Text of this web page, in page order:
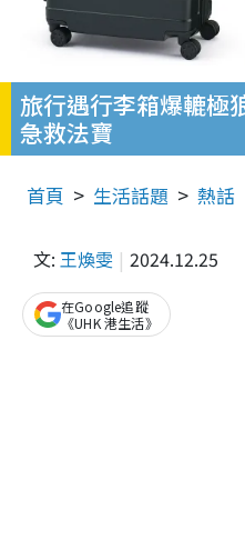
旅行遇行李箱爆轆極
急救法寶
首頁 生活話題 熱話
文: 王煥雯 2024.12.25
在Google追蹤
《UHK 港生活》